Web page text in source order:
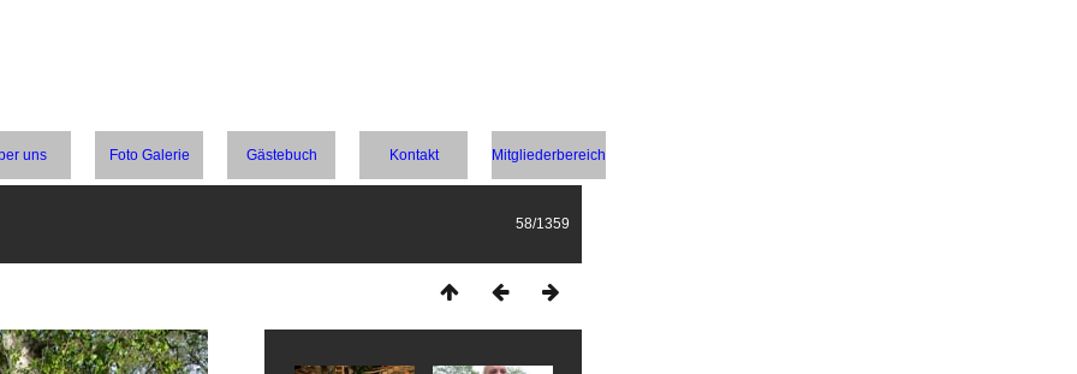
uns Foto Galerie Gästebuch Kontakt Mitgliederbereich
58/1359